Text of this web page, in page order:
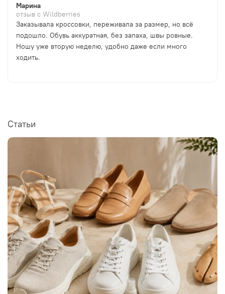
Марина
отзыв с Wildberries
Заказывала кроссовки, переживала за размер, но всё
подошло. Обувь аккуратная, без запаха, швы ровные.
Ношу уже вторую неделю, удобно даже если много
ходить.
Статьи